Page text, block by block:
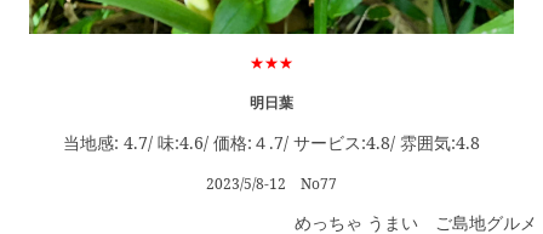
★★★
明日葉
当地感: 4.7/ 味:4.6/ 価格:４.7/ サービス:4.8/ 雰囲気:4.8
2023/5/8-12 No77
めっちゃ うまい ご島地グルメ